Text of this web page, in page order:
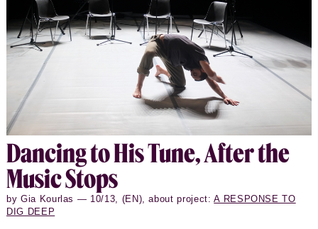
Danc­ing to His Tune, After the
Music Stops
by Gia Kourlas — 10/13, (EN), about project:A RESPONSE TO
DIG DEEP